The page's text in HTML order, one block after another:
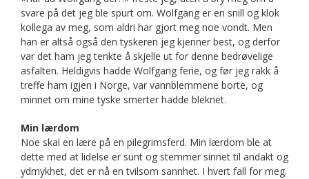
svare på det jeg ble spurt om. Wolfgang er en snill og klok
kollega av meg, som aldri har gjort meg noe vondt. Men
han er altså også den tyskeren jeg kjenner best, og derfor
var det ham jeg tenkte å skjelle ut for denne bedrøvelige
asfalten. Heldigvis hadde Wolfgang ferie, og før jeg rakk å
treffe ham igjen i Norge, var vannblemmene borte, og
minnet om mine tyske smerter hadde bleknet.
Min lærdom
Noe skal en lære på en pilegrimsferd. Min lærdom ble at
dette med at lidelse er sunt og stemmer sinnet til andakt og
ydmykhet, det er nå en tvilsom sannhet. I hvert fall for meg.